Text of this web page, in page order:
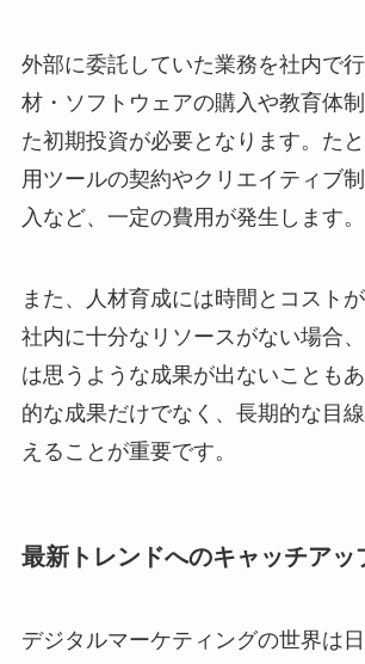
外部に委託していた業務を社内で
材・ソフトウェアの購入や教育体
た初期投資が必要となります。た
用ツールの契約やクリエイティブ
入など、一定の費用が発生します。
また、人材育成には時間とコストが
社内に十分なリソースがない場合
は思うような成果が出ないことも
的な成果だけでなく、長期的な目
えることが重要です。
最新トレンドへのキャッチアッ
デジタルマーケティングの世界は